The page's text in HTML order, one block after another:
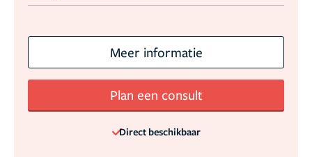
Meer informatie
Plan een consult
Direct beschikbaar